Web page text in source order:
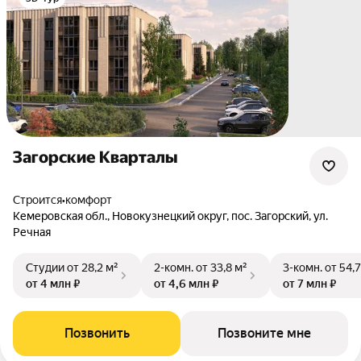
Загорские Кварталы
Строится•комфорт
Кемеровская обл., Новокузнецкий округ, пос. Загорский,ул.
Речная
Студииот 28,2 м²
от 4 млн ₽
2-комн.от 33,8 м²
от 4,6 млн ₽
3-комн.от
от 7 млн ₽
Позвонить Позвоните мне